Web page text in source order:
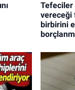
Tefeciler
vereceği
birbirini